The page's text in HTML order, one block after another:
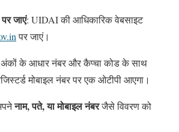
जाएं: UIDAI की आधिकारिक वेबसाइट
पर जाएं।
के आधार नंबर और कैप्चा कोड के साथ
मोबाइल नंबर पर एक ओटीपी आएगा।
नाम, पते, या मोबाइल नंबरजैसे विवरण को